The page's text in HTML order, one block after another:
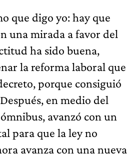
que digo yo: hay que
una mirada a favor del
ha sido buena,
la reforma laboral que
porque consiguió
en medio del
avanzó con un
para que la ley no
avanza con una nueva